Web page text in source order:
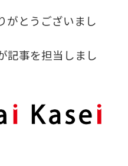
がとうございまし
記事を担当しまし